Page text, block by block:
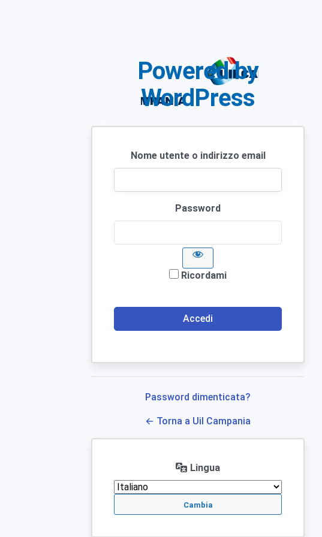
Powered by
WordPress
Nome utente o indirizzo email
Password
Ricordami
Password dimenticata?
← Torna a Uil Campania
Lingua